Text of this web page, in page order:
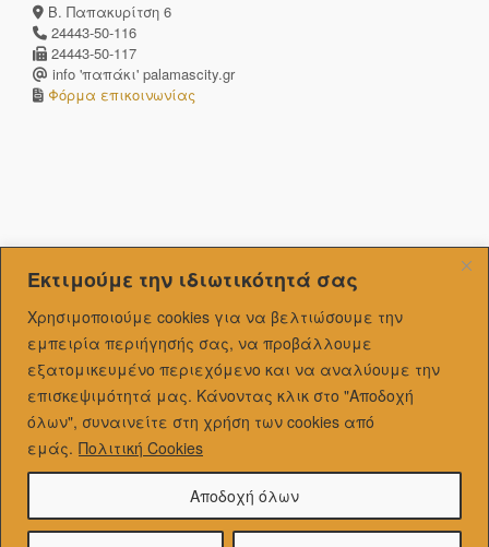
Εκτιμούμε την ιδιωτικότητά σας
Χρησιμοποιούμε cookies για να βελτιώσουμε την
εμπειρία περιήγησής σας, να προβάλλουμε
εξατομικευμένo περιεχόμενο και να αναλύουμε την
επισκεψιμότητά μας. Κάνοντας κλικ στο "Αποδοχή
όλων", συναινείτε στη χρήση των cookies από
εμάς. Πολιτική Cookies
Αποδοχή όλων
Β. Παπακυρίτση 6
24443-50-116
24443-50-117
info 'παπάκι' palamascity.gr
Φόρμα επικοινωνίας